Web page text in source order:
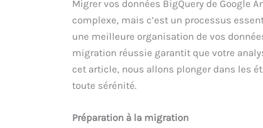
Migrer vos données BigQuery de Google
complexe, mais c’est un processus
une meilleure organisation de vos
migration réussie garantit que votre
cet article, nous allons plonger dans les
toute sérénité.
Préparation à la migration